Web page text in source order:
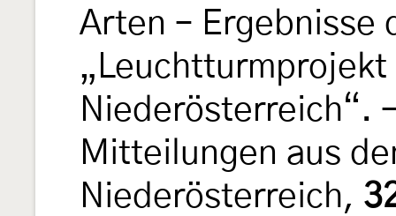
Arten – Ergebnisse
Niederösterreich“.
Mitteilungen aus
Niederösterreich,